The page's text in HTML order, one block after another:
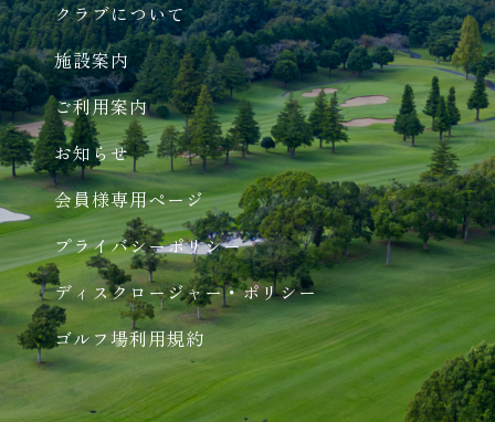
クラブについて
施設案内
ご利用案内
お知らせ
会員様専用ページ
プライバシーポリシー
ディスクロージャー・ポリシー
ゴルフ場利用規約